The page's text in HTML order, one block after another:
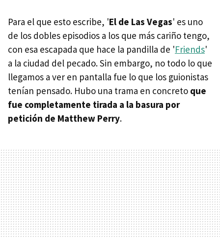
Para el que esto escribe, 'El de Las Vegas' es uno
de los dobles episodios a los que más cariño tengo,
con esa escapada que hace la pandilla de 'Friends'
a la ciudad del pecado. Sin embargo, no todo lo que
llegamos a ver en pantalla fue lo que los guionistas
tenían pensado. Hubo una trama en concreto que
fue completamente tirada a la basura por
petición de Matthew Perry.